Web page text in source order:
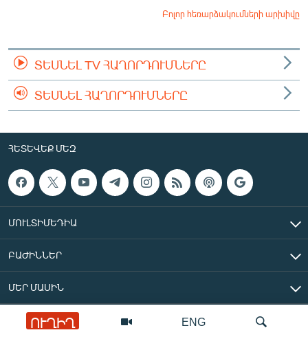
ENG
ՈՒՂԻՂ
Բոլոր հեռարձակումների արխիվը
ՏԵՍՆԵԼ TV ՀԱՂՈՐԴՈՒՄՆԵՐԸ
ՏԵՍՆԵԼ ՀԱՂՈՐԴՈՒՄՆԵՐԸ
ՀԵՏԵՎԵՔ ՄԵԶ
ՄՈՒԼՏԻՄԵԴԻԱ
ԲԱԺԻՆՆԵՐ
ՄԵՐ ՄԱՍԻՆ
«Ազատ Եվրոպա/Ազատություն» ռադիոկայան © 2026